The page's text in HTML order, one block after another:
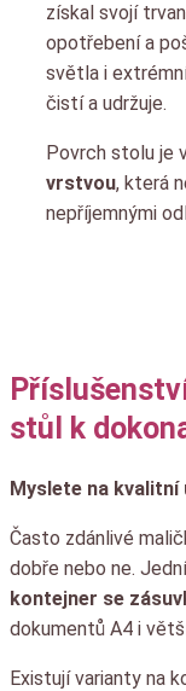
získal svojí
opotřebení a
světla i
čistí a udržuje.
Povrch stolu je
vrstvou, která
nepříjemnými
stůl k
Myslete na
Často zdánlivé
dobře nebo ne.
kontejner se
dokumentů A4 i
Existují varianty na